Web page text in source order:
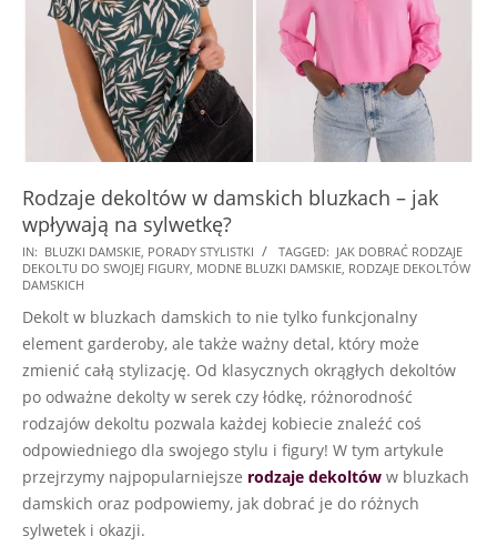
Rodzaje dekoltów w damskich bluzkach – jak
wpływają na sylwetkę?
2024-
03-
IN: BLUZKI DAMSKIE, PORADY STYLISTKI TAGGED: JAK DOBRAĆ RODZAJE
DEKOLTU DO SWOJEJ FIGURY, MODNE BLUZKI DAMSKIE, RODZAJE DEKOLTÓW
DAMSKICH
Dekolt w bluzkach damskich to nie tylko funkcjonalny
element garderoby, ale także ważny detal, który może
zmienić całą stylizację. Od klasycznych okrągłych dekoltów
po odważne dekolty w serek czy łódkę, różnorodność
rodzajów dekoltu pozwala każdej kobiecie znaleźć coś
odpowiedniego dla swojego stylu i figury! W tym artykule
przejrzymy najpopularniejsze rodzaje dekoltów w bluzkach
damskich oraz podpowiemy, jak dobrać je do różnych
sylwetek i okazji.